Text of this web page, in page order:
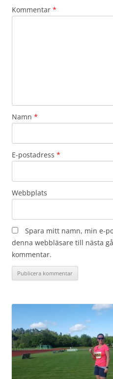
Kommentar *
Namn *
E-postadress *
Webbplats
Spara mitt namn, min e-
denna webbläsare till nästa
kommentar.